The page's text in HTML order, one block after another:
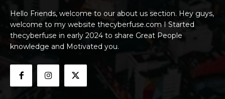
Hello Friends, welcome to our about us section. Hey guys,
welcome to my website thecyberfuse.com I Started
thecyberfuse in early 2024 to share Great People
knowledge and Motivated you.